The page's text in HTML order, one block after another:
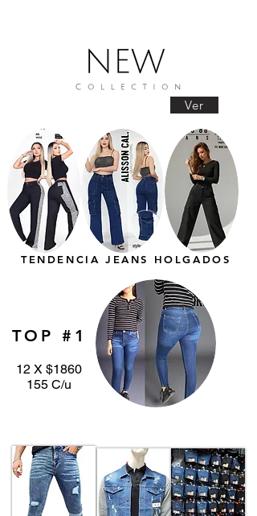
Ver
TENDENCIA JEANS HOLGADOS
12 X $1860
155 C/u
TOP #1